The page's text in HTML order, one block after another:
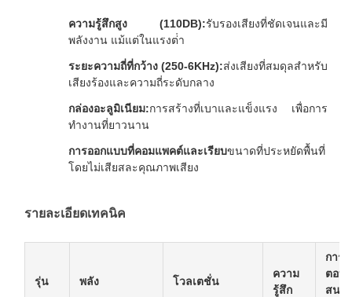
ความรู้สึกสูง (110DB):รับรองเสียงที่ชัดเจนและมี
พลังงาน แม้แต่ในแรงต่ํา
ระยะความถี่ที่กว้าง (250-6KHz):ส่งเสียงที่สมดุลสําหรับ
เสียงร้องและความถี่ระดับกลาง
กล่องอะลูมิเนียม:การสร้างที่เบาและแข็งแรง เพื่อการ
ทํางานที่ยาวนาน
การออกแบบที่คอมแพคต์และเรียบขนาดที่ประหยัดพื้นที่
โดยไม่เสียสละคุณภาพเสียง
รายละเอียดเทคนิค
รุ่น พลัง โวลเตชั่น
ความ
รู้สึก
การ
ตอบ
สนอง